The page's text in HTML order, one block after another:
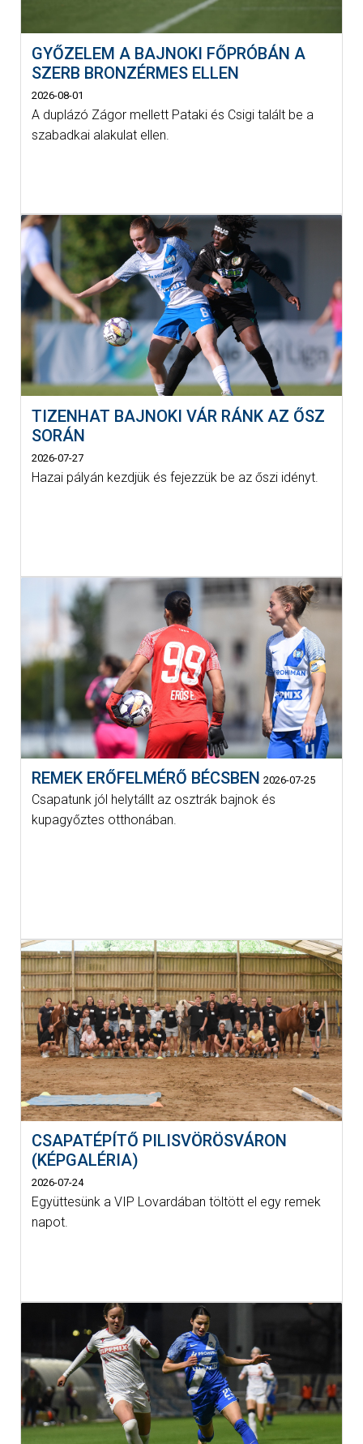
GYŐZELEM A BAJNOKI FŐPRÓBÁN A
SZERB BRONZÉRMES ELLEN
2026-08-01
A duplázó Zágor mellett Pataki és Csigi talált be a
szabadkai alakulat ellen.
TIZENHAT BAJNOKI VÁR RÁNK AZ ŐSZ
SORÁN
2026-07-27
Hazai pályán kezdjük és fejezzük be az őszi idényt.
REMEK ERŐFELMÉRŐ BÉCSBEN 2026-07-25
Csapatunk jól helytállt az osztrák bajnok és
kupagyőztes otthonában.
CSAPATÉPÍTŐ PILISVÖRÖSVÁRON
(KÉPGALÉRIA)
2026-07-24
Együttesünk a VIP Lovardában töltött el egy remek
napot.